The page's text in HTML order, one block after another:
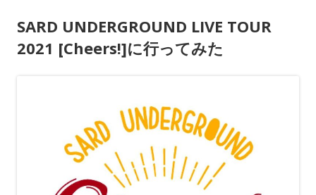
SARD UNDERGROUND LIVE TOUR
2021 [Cheers!]に行ってみた